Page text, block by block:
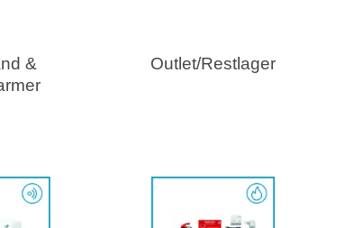
&
Outlet/Restlager